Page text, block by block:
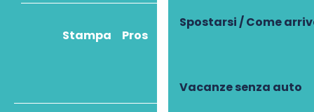
Spostarsi / Come
Vacanze senza auto
Stampa Pros